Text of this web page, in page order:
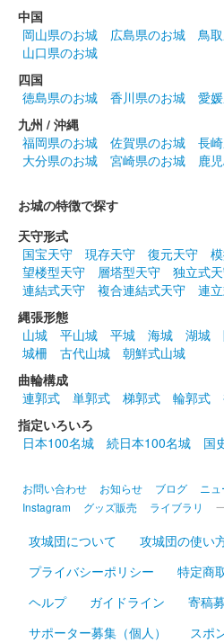
上田城 御城印 令和六年
上田城 御城印
販売終了
上田城 御城印
販売終了
緑色の和紙に朱色の染料にて手書き
印。家紋は銀色で押印されている。
上田城 御城印
販売終了
ピンク色の和紙に朱色の染料にて
上田城 御城印 登久姫戦
中国
岡山県のお城
広島県のお城 鳥
山口県のお城
四国
徳島県のお城
香川県のお城 愛
九州 / 沖縄
福岡県のお城
佐賀県のお城 長
大分県のお城
宮崎県のお城 鹿
お城の特徴で探す
天守形式
国宝天守
現存天守 復元天守
望楼型天守
層塔型天守 独立式
連結式天守
複合連結式天守
連
縄張形態
山城
平山城 平城 海城 湖城
城柵
古代山城
朝鮮式山城
曲輪構成
連郭式
単郭式 梯郭式 輪郭式
指定いろいろ
日本100名城
続日本100名城 国
お問い合わせ お知らせ ブログ ニュ
Instagram
グッズ販売 ライブラリ
攻城団について 攻城団の使い
プライバシーポリシー
特定商
ヘルプ
ガイドライン
寄稿
サポーター募集（個人）
スポ